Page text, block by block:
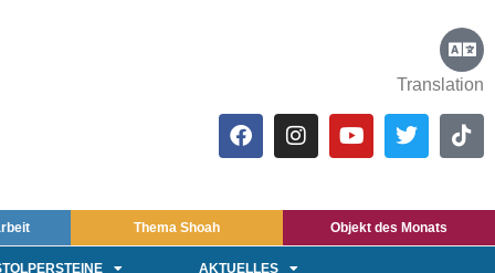
Translation
Thema Shoah Objekt des Monats
AKTUELLES